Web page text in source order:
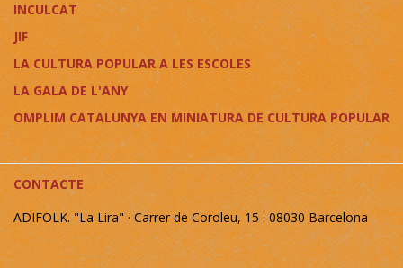
INCULCAT
JIF
LA CULTURA POPULAR A LES ESCOLES
LA GALA DE L'ANY
OMPLIM CATALUNYA EN MINIATURA DE CULTURA POPULAR
CONTACTE
ADIFOLK. "La Lira" · Carrer de Coroleu, 15 · 08030 Barcelona